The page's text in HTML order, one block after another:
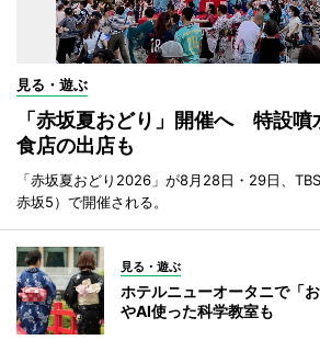
見る・遊ぶ
「赤坂夏おどり」開催へ 特設噴
食店の出店も
「赤坂夏おどり2026」が8月28日・29日、
赤坂5）で開催される。
見る・遊ぶ
ホテルニューオータニで「
やAI使った科学教室も